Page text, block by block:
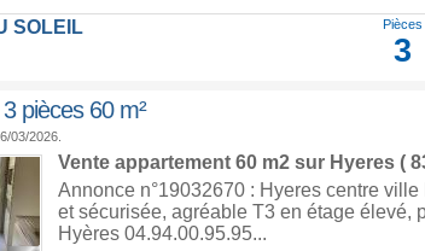
SOLEIL
Pièces
3
pièces 60 m²
03/2026.
Vente appartement 60 m2 sur Hyeres(
Annonce n°19032670 : Hyeres centre
et sécurisée, agréable T3 en étage élevé,
Hyères 04.94.00.95.95...